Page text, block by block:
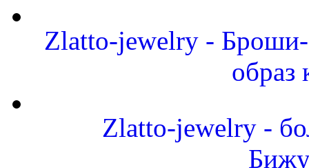
Zlatto-jewelry -
образ
Zlatto-jewelry -